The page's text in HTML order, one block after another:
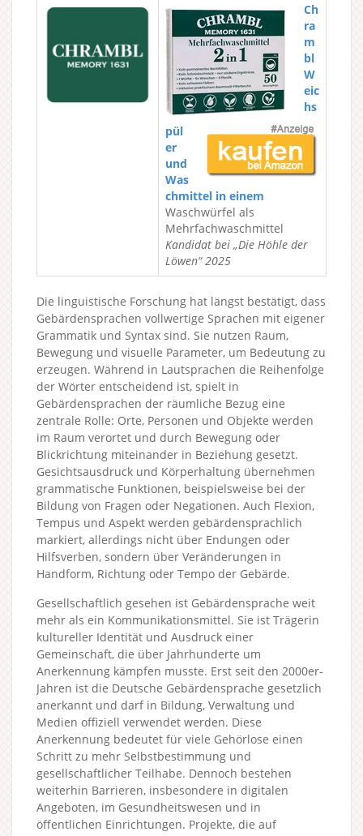
Ch
ra
m
bl
W
eic
hs
pül
er
und
Was
chmittel in einem
Waschwürfel als
Mehrfachwaschmittel
Kandidat bei „Die Höhle der
Löwen“ 2025
Die linguistische Forschung hat längst bestätigt, dass
Gebärdensprachen vollwertige Sprachen mit eigener
Grammatik und Syntax sind. Sie nutzen Raum,
Bewegung und visuelle Parameter, um Bedeutung zu
erzeugen. Während in Lautsprachen die Reihenfolge
der Wörter entscheidend ist, spielt in
Gebärdensprachen der räumliche Bezug eine
zentrale Rolle: Orte, Personen und Objekte werden
im Raum verortet und durch Bewegung oder
Blickrichtung miteinander in Beziehung gesetzt.
Gesichtsausdruck und Körperhaltung übernehmen
grammatische Funktionen, beispielsweise bei der
Bildung von Fragen oder Negationen. Auch Flexion,
Tempus und Aspekt werden gebärdensprachlich
markiert, allerdings nicht über Endungen oder
Hilfsverben, sondern über Veränderungen in
Handform, Richtung oder Tempo der Gebärde.
Gesellschaftlich gesehen ist Gebärdensprache weit
mehr als ein Kommunikationsmittel. Sie ist Trägerin
kultureller Identität und Ausdruck einer
Gemeinschaft, die über Jahrhunderte um
Anerkennung kämpfen musste. Erst seit den 2000er-
Jahren ist die Deutsche Gebärdensprache gesetzlich
anerkannt und darf in Bildung, Verwaltung und
Medien offiziell verwendet werden. Diese
Anerkennung bedeutet für viele Gehörlose einen
Schritt zu mehr Selbstbestimmung und
gesellschaftlicher Teilhabe. Dennoch bestehen
weiterhin Barrieren, insbesondere in digitalen
Angeboten, im Gesundheitswesen und in
öffentlichen Einrichtungen. Projekte, die auf